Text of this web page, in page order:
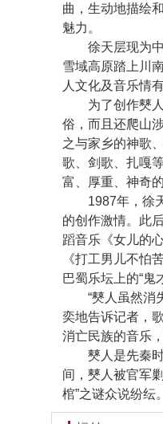
曲，生动地描绘
魅力。
徐天层现为中
雪域高原踏上川
人文化及音乐情
为了创作僰人
俗，而且还爬山
之与家乡的神歌
歌、剑歌、扎嘎
富、厚重、神奇的
1987年，徐天
的创作激情。此
蹈音乐《女儿的
《打工男儿不怕
巴蜀乐坛上的“鬼
“僰人虽然消失
奕地告诉记者，
消亡民族的音乐
僰人是先秦时
间，僰人被官军
棺”之谜众说纷纭